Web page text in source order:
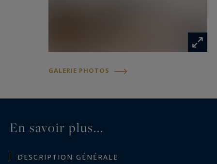
de 4 chambres, un élément particulièrement rare
et recherché dans le Village d’Auteuil. La suite
privative, véritable espace extérieur intime et
emplacement de stationnement en enfilade situé
supplément au prix de 45 000 euros.
GALERIE PHOTOS
En savoir plus...
DESCRIPTION GÉNÉRALE